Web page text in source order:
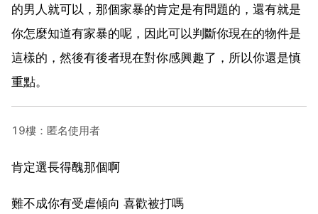
的男人就可以，那個家暴的肯定是有問題的，還有就是
你怎麼知道有家暴的呢，因此可以判斷你現在的物件是
這樣的，然後有後者現在對你感興趣了，所以你還是慎
重點。
19樓：匿名使用者
肯定選長得醜那個啊
難不成你有受虐傾向 喜歡被打嗎